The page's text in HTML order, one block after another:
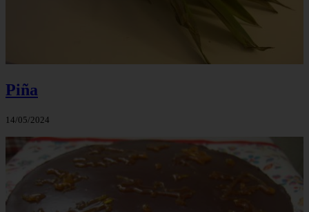
Piña
14/05/2024